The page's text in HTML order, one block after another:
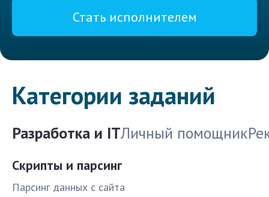
Стать исполнителем
Категории заданий
Разработка и ITЛичный помощник
Скрипты и парсинг
Парсинг данных с сайта